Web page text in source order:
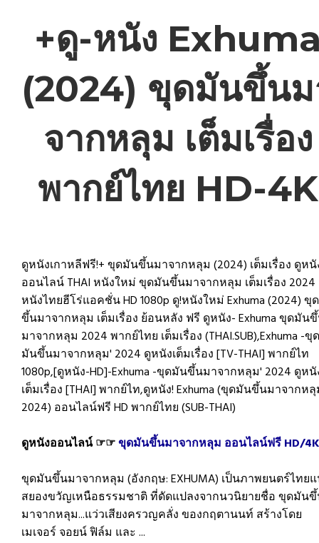
+ดู-หนัง
(2024) ขุดมันขึ้น
จากหลุม เต็มเรื่อง
พากย์ไทย HD-4K
ดูหนังเกาหลีฟรี!+ ขุดมันขึ้นมาจากหลุม (2024) เต็มเรื่อง ดูห
ออนไลน์ THAI หนังใหม่ ขุดมันขึ้นมาจากหลุม เต็มเรื่อง 2024
หนังไทยฮีโร่แอคชั่น HD 1080p ดู!หนังใหม่ Exhuma (2024) ขุ
ขึ้นมาจากหลุม เต็มเรื่อง ย้อนหลัง ฟรี ดูหนัง- Exhuma ขุดมัน
มาจากหลุม 2024 พากย์ไทย เต็มเรื่อง (THAI.SUB),Exhuma -ขุด
มันขึ้นมาจากหลุม' 2024 ดูหนังเต็มเรื่อง [TV-THAI] พากย์ไท
1080p,[ดูหนัง-HD]-Exhuma -ขุดมันขึ้นมาจากหลุม' 2024 ดูห
เต็มเรื่อง [THAI] พากย์ไท,ดูหนัง! Exhuma (ขุดมันขึ้นมาจากห
2024) ออนไลน์ฟรี HD พากย์ไทย (SUB-THAI)
ดูหนังออนไลน์ ☞☞ขุดมันขึ้นมาจากหลุม ออนไลน์ฟรี HD/4K
ขุดมันขึ้นมาจากหลุม (อังกฤษ: EXHUMA) เป็นภาพยนตร์ไทย
สยองขวัญเหนือธรรมชาติ ที่ดัดแปลงจากนวนิยายชื่อ ขุดมัน
มาจากหลุม...แว่วเสียงครวญคลั่ง ของกฤตานนท์ สร้างโดย
เมเจอร์ จอยน์ ฟิล์ม และ ...